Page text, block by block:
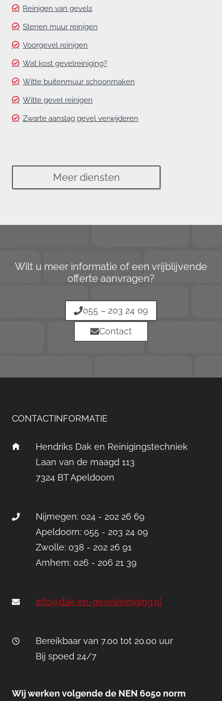
Reinigen van gevels
Stenen muur reinigen
Voorgevel reinigen
Wat kost gevelreiniging?
Witte buitenmuur schoonmaken
Witte gevel reinigen
Zwarte aanslag gevel verwijderen
Meer diensten
Wilt u meer informatie of een vrijblijvende
offerte aanvragen?
055 – 203 24 09
Contact
CONTACTINFORMATIE
Hendriks Dak en Reinigingstechniek
Laan van de maagd 113
7324 BT Apeldoorn
Nijmegen: 024 - 202 26 69
Apeldoorn: 055 - 203 24 09
Zwolle: 038 - 202 26 91
Arnhem: 026 - 206 21 39
info@dak-en-gevelreiniging.nl
Bereikbaar van 7.00 tot 20.00 uur
Bij spoed 24/7
Wij werken volgende de NEN 6050 norm